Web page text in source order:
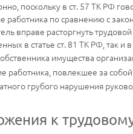
поскольку в ст. 57 ТК РФ
работника по сравнению с
вправе расторгнуть
в статье ст. 81 ТК РФ, так
имущества
работника, повлекшее за
грубого нарушения
к